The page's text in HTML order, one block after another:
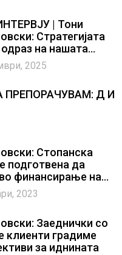
| Тони
Стратегијата
одраз на нашата
силна амбиција
2025
ПРЕПОРАЧУВАМ: Д И
Стопанска
подготвена да
финансирање на
енергетски
кои се планираат
2023
Заеднички со
клиенти градиме
за иднината